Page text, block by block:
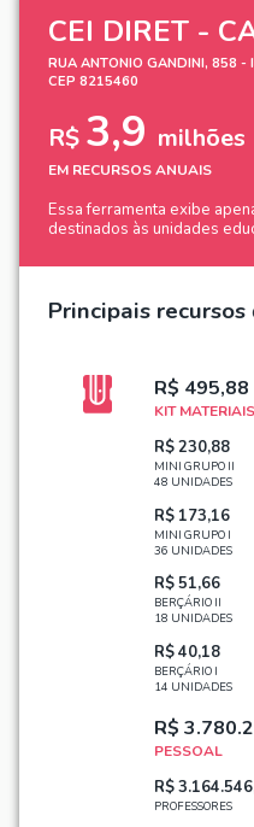
CEI DIRET -
RUA ANTONIO GANDINI, 858 -
CEP 8215460
R$ 3,9 milhões
EM RECURSOS ANUAIS
Essa ferramenta exibe
destinados às unidades
Principais recursos
R$ 495,88
KIT MATERIAIS
R$ 230,88
MINI GRUPO II
48 UNIDADES
R$ 173,16
MINI GRUPO I
36 UNIDADES
R$ 51,66
BERÇÁRIO II
18 UNIDADES
R$ 40,18
BERÇÁRIO I
14 UNIDADES
R$
PESSOAL
R$
PROFESSORES